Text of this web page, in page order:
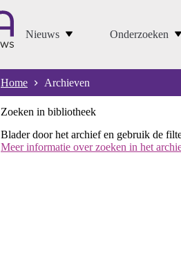
Nieuws Onderzoeken
Home
Archieven
Zoeken in bibliotheek
Blader door het archief en gebruik de
Meer informatie over zoeken in het